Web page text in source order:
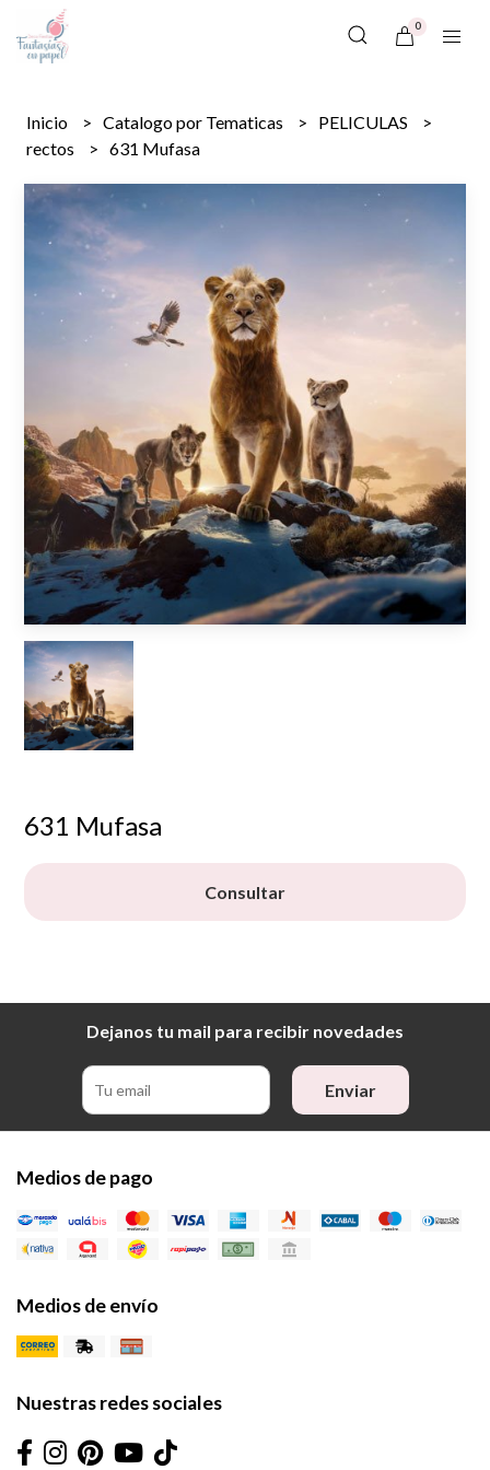
0
Inicio Catalogo por Tematicas
PELICULAS
rectos
631 Mufasa
631 Mufasa
Consultar
Dejanos tu mail para recibir novedades
Enviar
Medios de pago
Medios de envío
Nuestras redes sociales